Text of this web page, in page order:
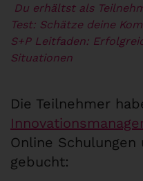
Du erhältst als
Test: Schätze deine
S+P Leitfaden:
Situationen
Die Teilnehmer
Online Schulungen
gebucht: